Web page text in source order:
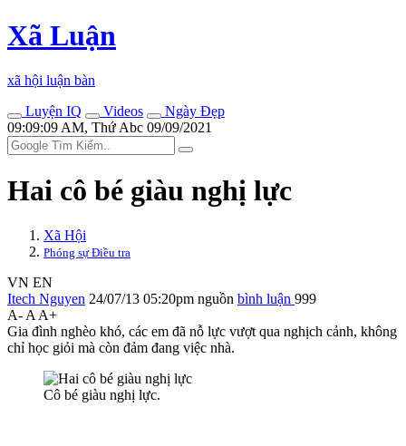
Xã Luận
xã hội luận bàn
Luyện IQ
Videos
Ngày Đẹp
09:09:09 AM, Thứ Abc 09/09/2021
Hai cô bé giàu nghị lực
Xã Hội
Phóng sự Điều tra
VN EN
Itech Nguyen 24/07/13 05:20pm nguồn bình luận 999
A- A A+
Gia đình nghèo khó, các em đã nỗ lực vượt qua nghịch cảnh, không
chỉ học giỏi mà còn đảm đang việc nhà.
Cô bé giàu nghị lực.